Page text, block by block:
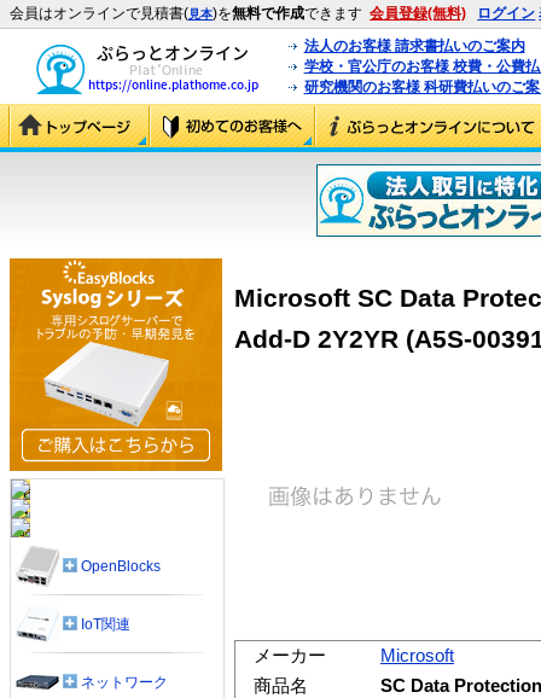
会員はオンラインで見積書(見本)を無料で作成できます 会員登録(無料) ログイン
法人のお客様 請求書払いのご案内
学校・官公庁のお客様 校費・公費
研究機関のお客様 科研費払いのご
Microsoft SC Data
Add-D 2Y2YR (A5S-
メーカー
Microsoft
商品名
SC Data
OpenBlocks
IoT関連
ネットワーク